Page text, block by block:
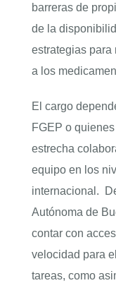
barreras de
de la
estrategias para
a los
El cargo
FGEP o
estrecha
equipo en los
internacional.
Autónoma de
contar con
velocidad para
tareas, como